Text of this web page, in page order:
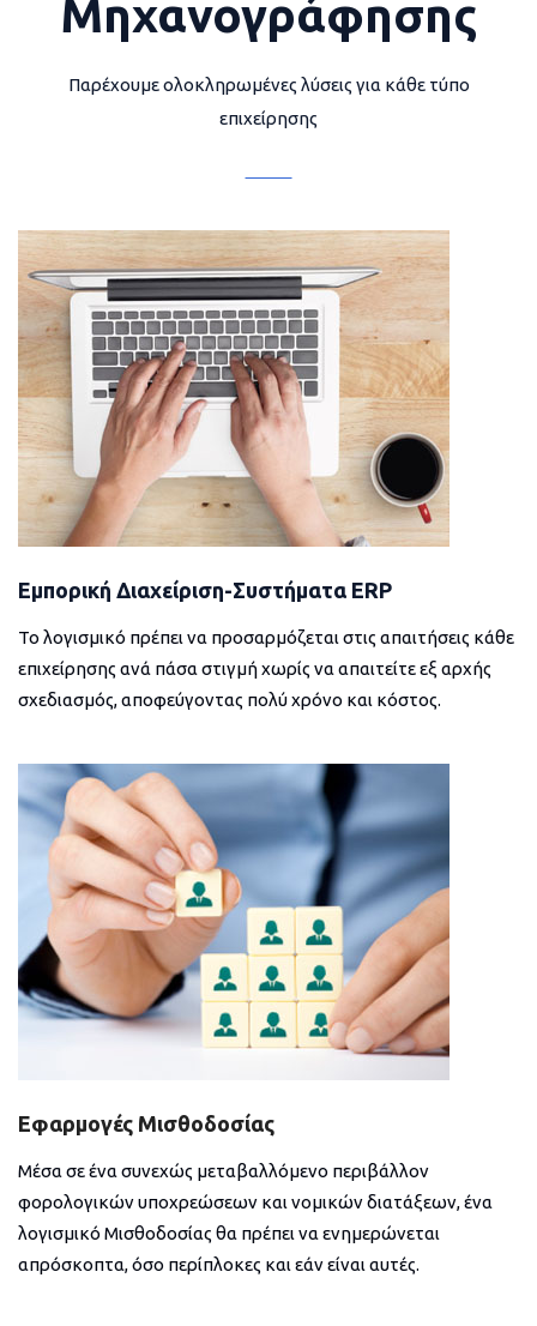
Μηχανογράφησης
Παρέχουμε ολοκληρωμένες λύσεις για κάθε τύπο
επιχείρησης
Εμπορική Διαχείριση-Συστήματα ERP
Το λογισμικό πρέπει να προσαρμόζεται στις απαιτήσεις κάθε
επιχείρησης ανά πάσα στιγμή χωρίς να απαιτείτε εξ αρχής
σχεδιασμός, αποφεύγοντας πολύ χρόνο και κόστος.
Εφαρμογές Μισθοδοσίας
Μέσα σε ένα συνεχώς μεταβαλλόμενο περιβάλλον
φορολογικών υποχρεώσεων και νομικών διατάξεων, ένα
λογισμικό Μισθοδοσίας θα πρέπει να ενημερώνεται
απρόσκοπτα, όσο περίπλοκες και εάν είναι αυτές.